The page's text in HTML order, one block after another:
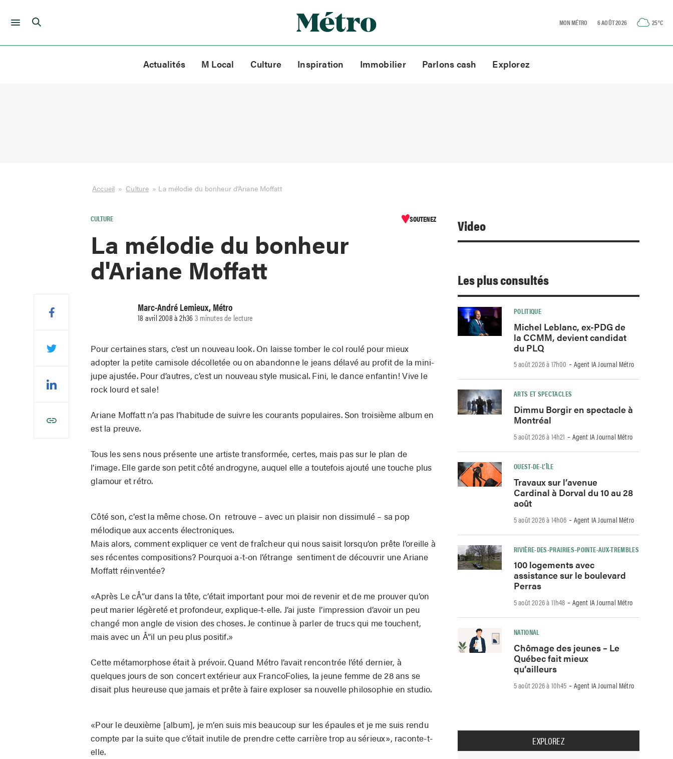
Skip
MON MÉTRO 6 AOÛT 2026 25°C
Actualités M Local Culture Inspiration Immobilier Parlons cash Explorez
Accueil » Culture » La mélodie du bonheur d'Ariane Moffatt
CULTURE SOUTENEZ
La mélodie du bonheur
d'Ariane Moffatt
Marc-André Lemieux, Métro
18 avril 2008 à 2h363 minutes de lecture
Pour certaines stars, c’est un nouveau look. On laisse tomber le col roulé pour mieux
adopter la petite camisole décolletée ou on abandonne le jeans délavé au profit de la mini-
jupe ajustée. Pour d’autres, c’est un nouveau style musical. Fini, le dance enfantin! Vive le
rock lourd et sale!
Ariane Moffatt n’a pas l’habitude de suivre les courants populaires. Son troisième album en
est la preuve.
Tous les sens nous présente une artiste transformée, certes, mais pas sur le plan de
l’image. Elle garde son petit côté androgyne, auquel elle a toutefois ajouté une touche plus
glamour et rétro.
Côté son, c’est la même chose. On retrouve – avec un plaisir non dissimulé – sa pop
mélodique aux accents électroniques.
Mais alors, comment expliquer ce vent de fraîcheur qui nous saisit lorsqu’on prête l’oreille à
ses récentes compositions? Pourquoi a-t-on l’étrange sentiment de découvrir une Ariane
Moffatt réinventée?
«Après Le cÅ“ur dans la tête, c’était important pour moi de revenir et de me prouver qu’on
peut marier légèreté et profondeur, explique-t-elle. J’ai juste l’impression d’avoir un peu
changé mon angle de vision des choses. Je continue à parler de trucs qui me touchent,
mais avec un Å“il un peu plus positif.»
Cette métamorphose était à prévoir. Quand Métro l’avait rencontrée l’été dernier, à
quelques jours de son concert extérieur aux FrancoFolies, la jeune femme de 28 ans se
disait plus heureuse que jamais et prête à faire exploser sa nouvelle philosophie en studio.
«Pour le deuxième [album], je m’en suis mis beaucoup sur les épaules et je me suis rendu
compte par la suite que c’était inutile de prendre cette carrière trop au sérieux», raconte-t-
elle.
Video
Les plus consultés
POLITIQUE
Michel Leblanc, ex-PDG de
la CCMM, devient candidat
du PLQ
5 août 2026 à 17h00 -Agent IA Journal Métro
ARTS ET SPECTACLES
Dimmu Borgir en spectacle à
Montréal
5 août 2026 à 14h21 -Agent IA Journal Métro
OUEST-DE-L’ÎLE
Travaux sur l’avenue
Cardinal à Dorval du 10 au 28
août
5 août 2026 à 14h06 -Agent IA Journal Métro
RIVIÈRE-DES-PRAIRIES–POINTE-AUX-TREMBLES
100 logements avec
assistance sur le boulevard
Perras
5 août 2026 à 11h48 -Agent IA Journal Métro
NATIONAL
Chômage des jeunes – Le
Québec fait mieux
qu’ailleurs
5 août 2026 à 10h45 -Agent IA Journal Métro
EXPLOREZ